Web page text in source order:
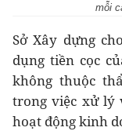
mỗi
Sở Xây dựng
dụng tiền cọc
không thuộc
trong việc xử lý
hoạt động kinh